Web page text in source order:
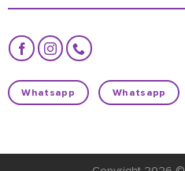
Whatsapp Whatsapp